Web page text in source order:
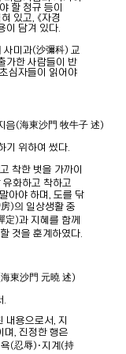
할 청규 등이
있고, 《자경
이 담겨 있다.
사미과(沙彌科) 교
가한 사람들이 반
심자들이 읽어야
음(海東沙門 牧牛子 述)
기 위하여 썼다.
착한 벗을 가까이
화하고 착하고
아야 하며, 도를 닦
)의 일상생활 중
定)과 지혜를 함께
것을 훈계하였다.
東沙門 元曉 述)
내용으로서, 지
, 진정한 행은
(忍辱)·지계(持